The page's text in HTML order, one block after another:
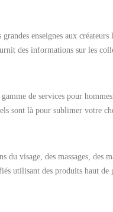
enseignes aux
des informations sur les
de services pour
sont là pour sublimer votre
du visage, des massages, des
utilisant des produits haut